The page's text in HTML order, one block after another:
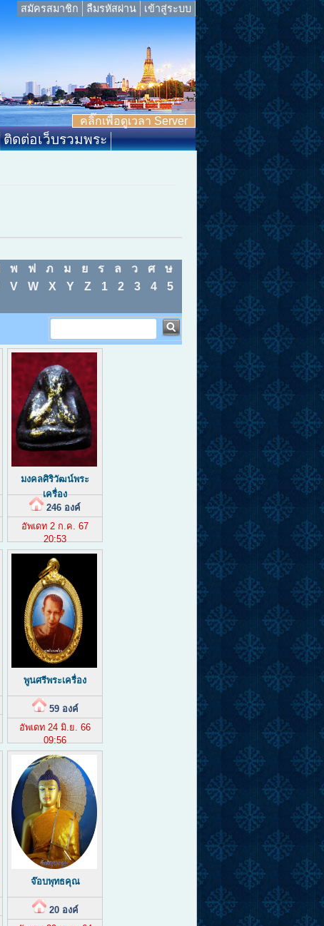
เข้าสู่ระบบ
ลืมรหัสผ่าน
สมัครสมาชิก
คลิ๊กเพื่อดูเวลา Server
ติดต่อเว็บรวมพระ
พ ฟ ภ ม ย ร ล ว ศ
ษ
V W X Y Z 1 2 3 4
5
มงคลศิริวัฒน์พระ
เครื่อง
246 องค์
อัพเดท 2 ก.ค. 67
20:53
พูนศรีพระเครื่อง
59 องค์
อัพเดท 24 มิ.ย. 66
09:56
จ๊อบพุทธคุณ
20 องค์